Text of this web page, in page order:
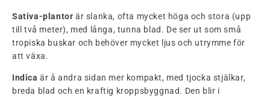
Sativa-plantor är slanka, ofta mycket höga och stora (upp
till två meter), med långa, tunna blad. De ser ut som små
tropiska buskar och behöver mycket ljus och utrymme för
att växa.
Indica är å andra sidan mer kompakt, med tjocka stjälkar,
breda blad och en kraftig kroppsbyggnad. Den blir i